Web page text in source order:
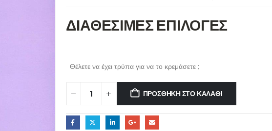
ΔΙΑΘΕΣΙΜΕΣ ΕΠΙΛΟΓΕΣ
Θέλετε να έχει τρύπα για να το κρεμάσετε ;
ΠΡΟΣΘΉΚΗ ΣΤΟ ΚΑΛΆΘΙ